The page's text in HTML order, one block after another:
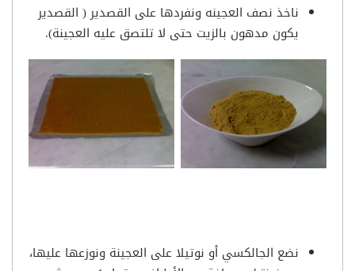
ناخذ نصف العجينه ونفردها على القصدير ( القصدير
يكون مدهون بالزيت حتى لا تلتصق عليه العجينة).
نضع الجالكسي أو نوتيلا على العجينة ونوزعها عليها،